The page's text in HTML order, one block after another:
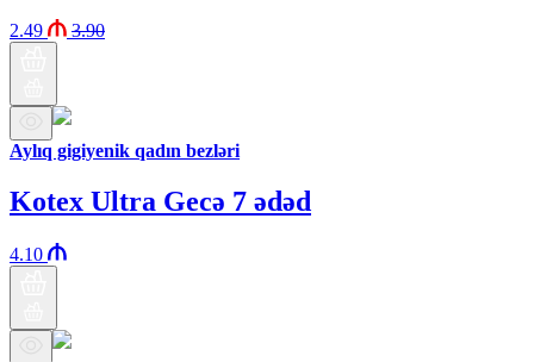
2.49 3.90
Aylıq gigiyenik qadın bezləri
Kotex Ultra Gecə 7 ədəd
4.10